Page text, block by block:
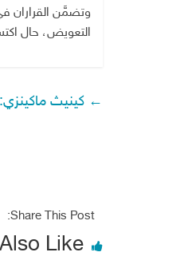
وتضمَّن القراران
التعويض، حال
← كينيث
Share This Post:
Like